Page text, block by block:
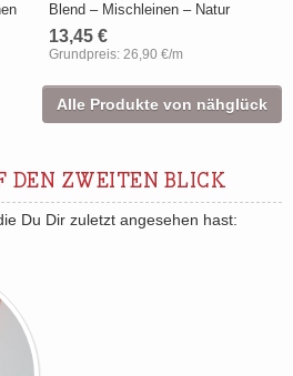
Blend – Mischleinen – Natur
13,45 €
Grundpreis:26,90 €/m
Alle Produkte von nähglück
DEN ZWEITEN BLICK
Du Dir zuletzt angesehen hast: